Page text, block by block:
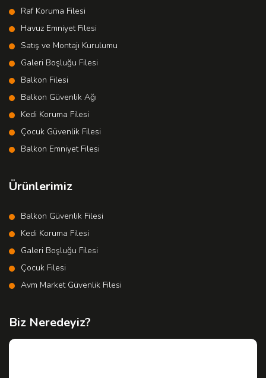
Raf Koruma Filesi
Havuz Emniyet Filesi
Satış ve Montajı Kurulumu
Galeri Boşluğu Filesi
Balkon Filesi
Balkon Güvenlik Ağı
Kedi Koruma Filesi
Çocuk Güvenlik Filesi
Balkon Emniyet Filesi
Ürünlerimiz
Balkon Güvenlik Filesi
Kedi Koruma Filesi
Galeri Boşluğu Filesi
Çocuk Filesi
Avm Market Güvenlik Filesi
Biz Neredeyiz?